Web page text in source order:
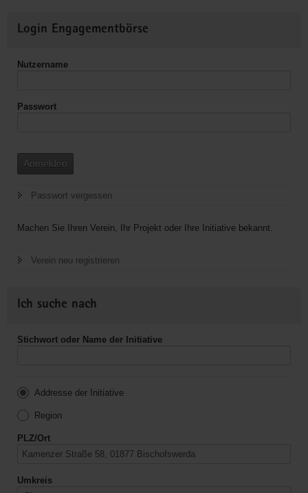
Informationen
Login Engagementbörse
Nutzername
Passwort
Anmelden
Passwort vergessen
Machen Sie Ihren Verein, Ihr Projekt oder Ihre Initiative bekannt.
Verein neu registrieren
Ich suche nach
Stichwort oder Name der Initiative
Addresse der Initiative
Region
PLZ/Ort
Umkreis